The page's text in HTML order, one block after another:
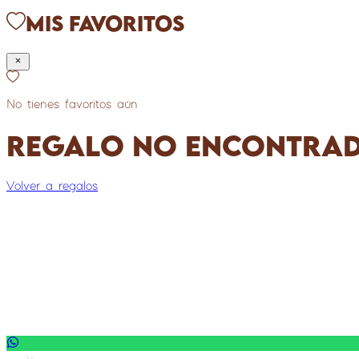
Mis Favoritos
No tienes favoritos aún
Regalo no
Volver a regalos